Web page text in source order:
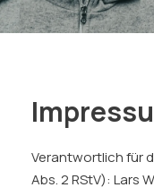
Verantwortlich für
Abs. 2 RStV): Lars